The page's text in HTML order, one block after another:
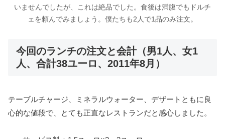
いませんでしたが、これは絶品でした。食後は満腹でもドルチ
ェを頼んでみましょう。僕たちも2人で1品のみ注文。
今回のランチの注文と会計（男1人、女1
人、合計38ユーロ、2011年8月）
テーブルチャージ、ミネラルウォーター、デザートともに良
心的な値段で、とても正直なレストランだと感心しました。